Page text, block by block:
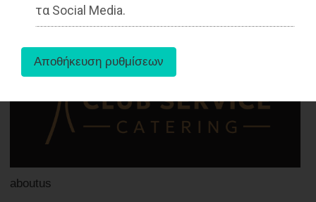
τα Social Media.
aboutus